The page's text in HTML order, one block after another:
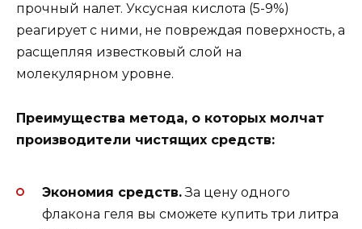
прочный налет. Уксусная кислота (5-9%)
реагирует с ними, не повреждая поверхность, а
расщепляя известковый слой на
молекулярном уровне.
Преимущества метода, о которых молчат
производители чистящих средств:
Экономия средств.За цену одного
флакона геля вы сможете купить три литра